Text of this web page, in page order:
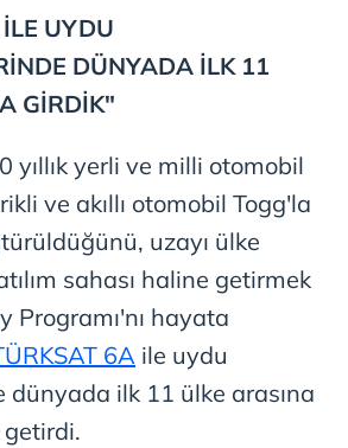
UYDU
DÜNYADA İLK 11
GİRDİK"
yıllık yerli ve milli otomobil
ve akıllı otomobil Togg'la
uzayı ülke
sahası haline getirmek
Programı'nı hayata
6A ile uydu
dünyada ilk 11 ülke arasına